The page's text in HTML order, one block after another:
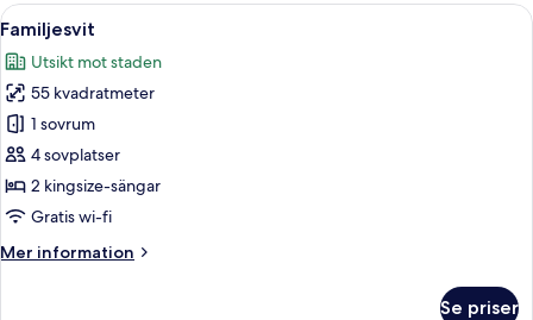
Öppna
alla
foton
för
Familjesvit
Ett hotellrum med två sängar, ett
8
Familjesvit
Utsikt mot staden
55 kvadratmeter
1 sovrum
4 sovplatser
2 kingsize-sängar
Gratis wi-fi
Mer information
Mer
Se priser